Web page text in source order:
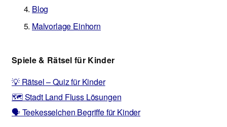
Blog
Malvorlage Einhorn
Spiele & Rätsel für Kinder
💡 Rätsel – Quiz für Kinder
🗺️ Stadt Land Fluss Lösungen
🗣️ Teekesselchen Begriffe für Kinder